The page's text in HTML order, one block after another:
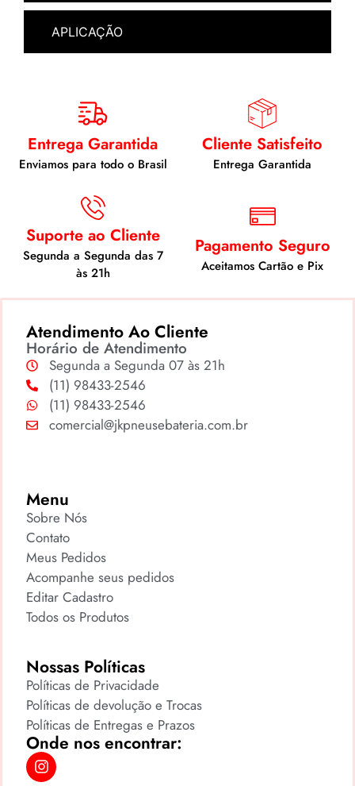
APLICAÇÃO
Entrega Garantida
Enviamos para todo o Brasil
Cliente Satisfeito
Entrega Garantida
Suporte ao Cliente
Segunda a Segunda das 7
às 21h
Pagamento Seguro
Aceitamos Cartão e Pix
Atendimento Ao Cliente
Horário de Atendimento
Segunda a Segunda 07 às 21h
(11) 98433-2546
(11) 98433-2546
comercial@jkpneusebateria.com.br
Menu
Sobre Nós
Contato
Meus Pedidos
Acompanhe seus pedidos
Editar Cadastro
Todos os Produtos
Nossas Políticas
Políticas de Privacidade
Políticas de devolução e Trocas
Políticas de Entregas e Prazos
Onde nos encontrar: